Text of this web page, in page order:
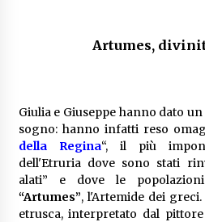
Artumes,
Giulia e Giuseppe hanno dato
sogno: hanno infatti reso
della Regina“, il più
dell'Etruria dove sono stati
alati” e dove le
“Artumes”, l'Artemide dei
etrusca, interpretato dal